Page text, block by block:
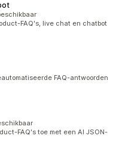
FAQ's, live chat en chatbot
FAQ-antwoorden
FAQ's toe met een AI JSON-